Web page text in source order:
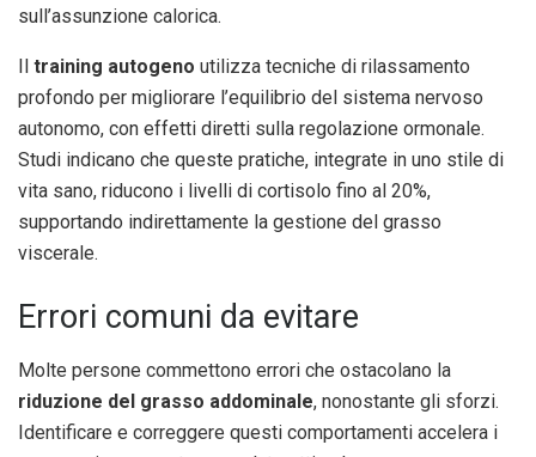
sull’assunzione calorica.
Il training autogeno utilizza tecniche di rilassamento
profondo per migliorare l’equilibrio del sistema nervoso
autonomo, con effetti diretti sulla regolazione ormonale.
Studi indicano che queste pratiche, integrate in uno stile di
vita sano, riducono i livelli di cortisolo fino al 20%,
supportando indirettamente la gestione del grasso
viscerale.
Errori comuni da evitare
Molte persone commettono errori che ostacolano la
riduzione del grasso addominale, nonostante gli sforzi.
Identificare e correggere questi comportamenti accelera i